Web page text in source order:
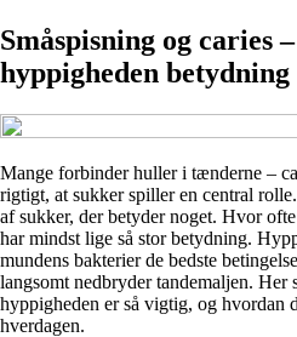
Småspisning og caries
hyppigheden betydning
Mange forbinder huller i tænderne –
rigtigt, at sukker spiller en central
af sukker, der betyder noget. Hvor
har mindst lige så stor betydning.
mundens bakterier de bedste
langsomt nedbryder tandemaljen.
hyppigheden er så vigtig, og hvordan
hverdagen.